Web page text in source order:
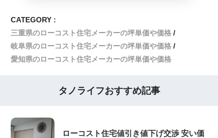
CATEGORY :
三重県のローコスト住宅メーカーの坪単価や価格
岐阜県のローコスト住宅メーカーの坪単価や価格
愛知県のローコスト住宅メーカーの坪単価や価格
タノライフおすすめ記事
ローコスト住宅値引き値下げ交渉 安い価